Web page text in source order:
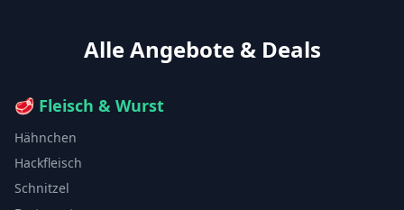
Alle Angebote & Deals
🥩 Fleisch & Wurst
Hähnchen
Hackfleisch
Schnitzel